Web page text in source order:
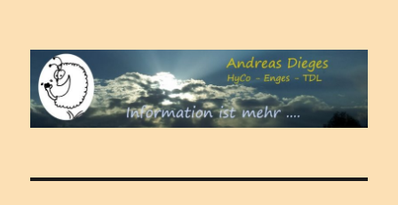
Andreas Dieges – Hypnose –
Gesundheitsberatung –
Dienstleistungen